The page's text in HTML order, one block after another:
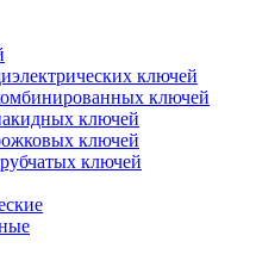
ключей
ключей
ключей
ключей
ключей